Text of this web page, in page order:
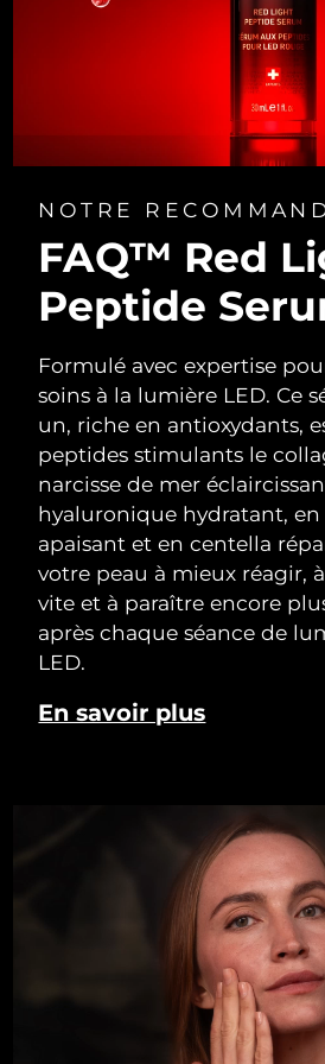
up to 10 flashes per second.
NOTRE
FAQ™ Red
Peptide
Formulé avec expertise
soins à la lumière LED. Ce
un, riche en antioxydants,
peptides stimulants le
narcisse de mer
hyaluronique hydratant,
apaisant et en centella
votre peau à mieux réagir,
vite et à paraître encore
après chaque séance de
LED.
En savoir plus